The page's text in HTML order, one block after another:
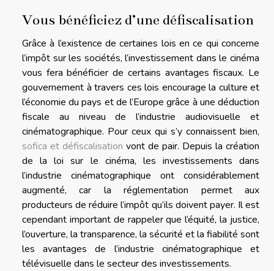
Vous bénéficiez d’une défiscalisation
Grâce à l’existence de certaines lois en ce qui concerne
l’impôt sur les sociétés, l’investissement dans le cinéma
vous fera bénéficier de certains avantages fiscaux. Le
gouvernement à travers ces lois encourage la culture et
l’économie du pays et de l’Europe grâce à une déduction
fiscale au niveau de l’industrie audiovisuelle et
cinématographique. Pour ceux qui s’y connaissent bien,
sofica et défiscalisation vont de pair. Depuis la création
de la loi sur le cinéma, les investissements dans
l’industrie cinématographique ont considérablement
augmenté, car la réglementation permet aux
producteurs de réduire l’impôt qu’ils doivent payer. Il est
cependant important de rappeler que l’équité, la justice,
l’ouverture, la transparence, la sécurité et la fiabilité sont
les avantages de l’industrie cinématographique et
télévisuelle dans le secteur des investissements.